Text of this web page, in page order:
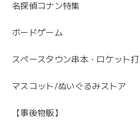
名探偵コナン特集
ボードゲーム
スペースタウン串本・ロケット
マスコット/ぬいぐるみストア
【事後物販】